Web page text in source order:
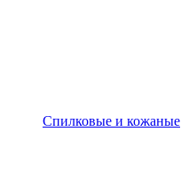
Спилковые и кожаные